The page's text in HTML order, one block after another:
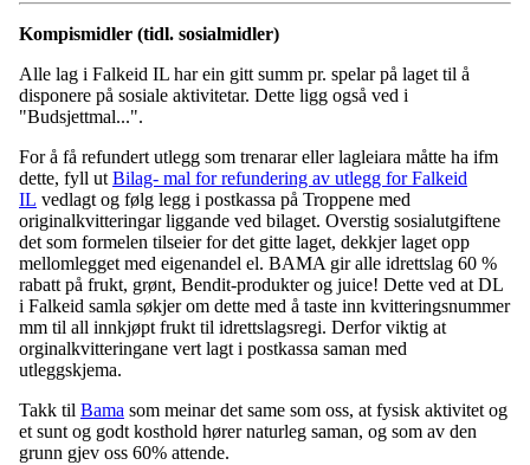
Kompismidler (tidl. sosialmidler)
Alle lag i Falkeid IL har ein gitt summ pr. spelar på laget til å
disponere på sosiale aktivitetar. Dette ligg også ved i
"Budsjettmal...".
For å få refundert utlegg som trenarar eller lagleiara måtte ha ifm
dette, fyll ut Bilag- mal for refundering av utlegg for Falkeid
IL vedlagt og følg legg i postkassa på Troppene med
originalkvitteringar liggande ved bilaget. Overstig sosialutgiftene
det som formelen tilseier for det gitte laget, dekkjer laget opp
mellomlegget med eigenandel el. BAMA gir alle idrettslag 60 %
rabatt på frukt, grønt, Bendit-produkter og juice! Dette ved at DL
i Falkeid samla søkjer om dette med å taste inn kvitteringsnummer
mm til all innkjøpt frukt til idrettslagsregi. Derfor viktig at
orginalkvitteringane vert lagt i postkassa saman med
utleggskjema.
Takk til Bama som meinar det same som oss, at fysisk aktivitet og
et sunt og godt kosthold hører naturleg saman, og som av den
grunn gjev oss 60% attende.